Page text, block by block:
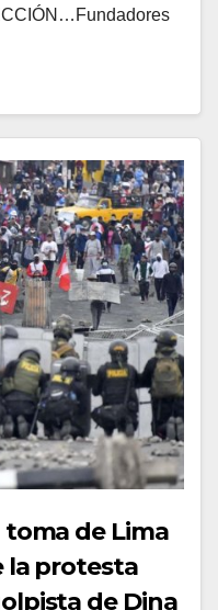
toma de Lima
la protesta
de Dina